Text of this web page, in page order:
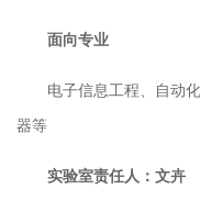
面向专业
电子信息工程、自动
器等
实验室责任人：文卉